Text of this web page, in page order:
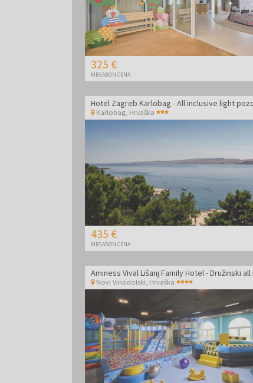
325 €
MEGABON CENA
Karlobag, Hrvaška
435 €
MEGABON CENA
Novi Vinodolski, Hrvaška